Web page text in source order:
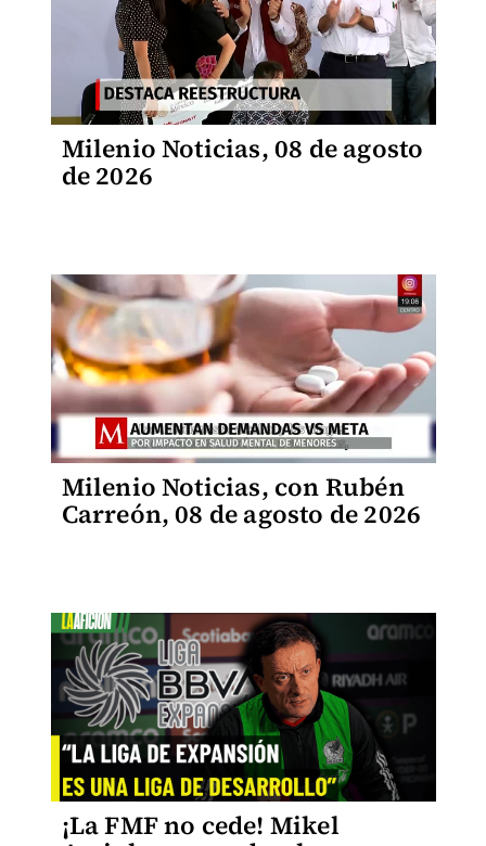
Milenio Noticias, 08 de agosto
de 2026
Milenio Noticias, con Rubén
Carreón, 08 de agosto de 2026
¡La FMF no cede! Mikel